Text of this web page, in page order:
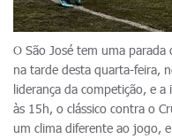
O São José tem uma
na tarde desta quarta-feira,
liderança da competição, e
às 15h, o clássico contra o
um clima diferente ao jogo,